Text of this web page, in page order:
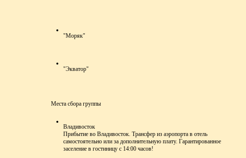
"Моряк"
"Экватор"
Места сбора группы
Владивосток
Прибытие во Владивосток. Трансфер из аэропорта в отель
самостоятельно или за дополнительную плату. Гарантированное
заселение в гостиницу с 14:00 часов!